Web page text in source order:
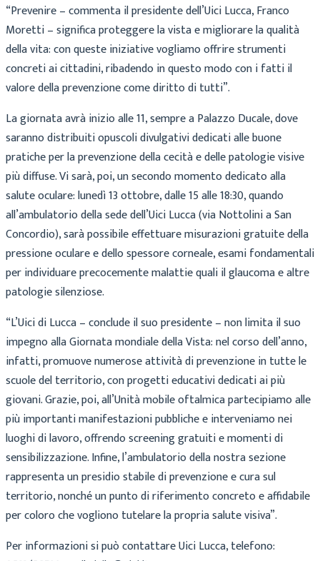
“Prevenire – commenta il presidente dell’Uici Lucca, Franco
Moretti – significa proteggere la vista e migliorare la qualità
della vita: con queste iniziative vogliamo offrire strumenti
concreti ai cittadini, ribadendo in questo modo con i fatti il
valore della prevenzione come diritto di tutti”.
La giornata avrà inizio alle 11, sempre a Palazzo Ducale, dove
saranno distribuiti opuscoli divulgativi dedicati alle buone
pratiche per la prevenzione della cecità e delle patologie visive
più diffuse. Vi sarà, poi, un secondo momento dedicato alla
salute oculare: lunedì 13 ottobre, dalle 15 alle 18:30, quando
all’ambulatorio della sede dell’Uici Lucca (via Nottolini a San
Concordio), sarà possibile effettuare misurazioni gratuite della
pressione oculare e dello spessore corneale, esami fondamentali
per individuare precocemente malattie quali il glaucoma e altre
patologie silenziose.
“L’Uici di Lucca – conclude il suo presidente – non limita il suo
impegno alla Giornata mondiale della Vista: nel corso dell’anno,
infatti, promuove numerose attività di prevenzione in tutte le
scuole del territorio, con progetti educativi dedicati ai più
giovani. Grazie, poi, all’Unità mobile oftalmica partecipiamo alle
più importanti manifestazioni pubbliche e interveniamo nei
luoghi di lavoro, offrendo screening gratuiti e momenti di
sensibilizzazione. Infine, l’ambulatorio della nostra sezione
rappresenta un presidio stabile di prevenzione e cura sul
territorio, nonché un punto di riferimento concreto e affidabile
per coloro che vogliono tutelare la propria salute visiva”.
Per informazioni si può contattare Uici Lucca, telefono: